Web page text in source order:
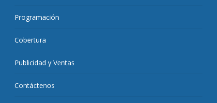
Programación
Cobertura
Publicidad y Ventas
Contáctenos